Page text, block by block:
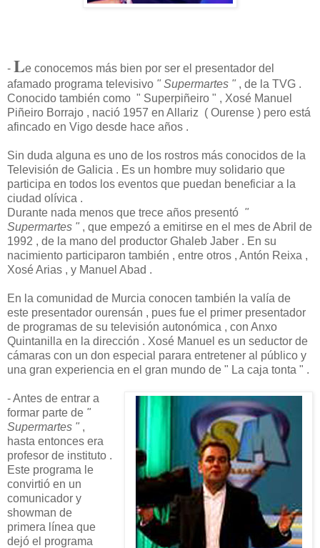
- Le conocemos más bien por ser el presentador del
afamado programa televisivo " Supermartes " , de la TVG .
Conocido también como " Superpiñeiro " , Xosé Manuel
Piñeiro Borrajo , nació 1957 en Allariz ( Ourense ) pero está
afincado en Vigo desde hace años .
Sin duda alguna es uno de los rostros más conocidos de la
Televisión de Galicia . Es un hombre muy solidario que
participa en todos los eventos que puedan beneficiar a la
ciudad olívica .
Durante nada menos que trece años presentó "
Supermartes " , que empezó a emitirse en el mes de Abril de
1992 , de la mano del productor Ghaleb Jaber . En su
nacimiento participaron también , entre otros , Antón Reixa ,
Xosé Arias , y Manuel Abad .
En la comunidad de Murcia conocen también la valía de
este presentador ourensán , pues fue el primer presentador
de programas de su televisión autonómica , con Anxo
Quintanilla en la dirección . Xosé Manuel es un seductor de
cámaras con un don especial parara entretener al público y
una gran experiencia en el gran mundo de " La caja tonta " .
- Antes de entrar a
formar parte de "
Supermartes " ,
hasta entonces era
profesor de instituto .
Este programa le
convirtió en un
comunicador y
showman de
primera línea que
dejó el programa